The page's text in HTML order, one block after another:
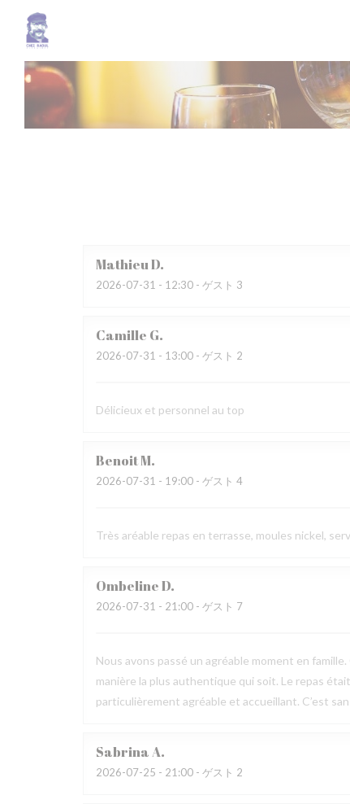
クッキー利用の管理について
MathieuD
2026-07-31 - 12:30 - ゲスト 3
Camille G
2026-07-31 - 13:00 - ゲスト 2
Délicieux et personnel au top
BenoitM
2026-07-31 - 19:00 - ゲスト 4
Très aréable repas en terrasse, moules nickel,
OmbelineD
2026-07-31 - 21:00 - ゲスト 7
Nous avons passé un agréable moment en
manière la plus authentique qui soit. Le repas
particulièrement agréable et accueillant. C’est
SabrinaA
2026-07-25 - 21:00 - ゲスト 2